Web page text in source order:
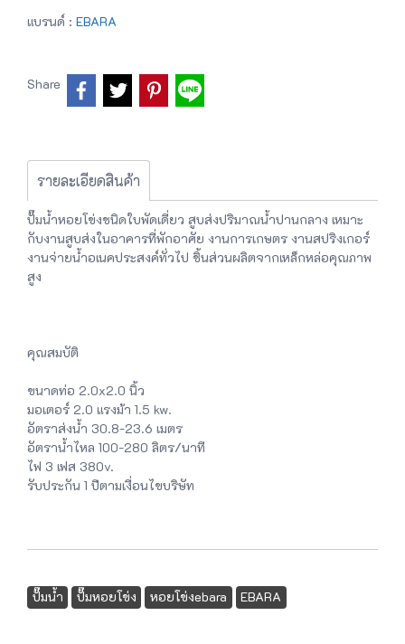
แบรนด์ : EBARA
Share
รายละเอียดสินค้า
ปั๊มน้ำหอยโข่งชนิดใบพัดเดี่ยว สูบส่งปริมาณน้ำปานกลาง เหมาะ
กับงานสูบส่งในอาคารที่พักอาศัย งานการเกษตร งานสปริงเกอร์
งานจ่ายน้ำอเนคประสงค์ทั่วไป ชิ้นส่วนผลิตจากเหล็กหล่อคุณภาพ
สูง
คุณสมบัติ
ขนาดท่อ 2.0x2.0 นิ้ว
มอเตอร์ 2.0 แรงม้า 1.5 kw.
อัตราส่งน้ำ 30.8-23.6 เมตร
อัตราน้ำไหล 100-280 ลิตร/นาที
ไฟ 3 เฟส 380v.
รับประกัน 1 ปีตามเงื่อนไขบริษัท
ปั๊มน้ำ ปั๊มหอยโข่ง หอยโข่งebara EBARA